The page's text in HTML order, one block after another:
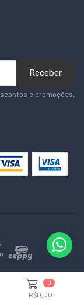
Receber
e promoções,
0
R$0,00